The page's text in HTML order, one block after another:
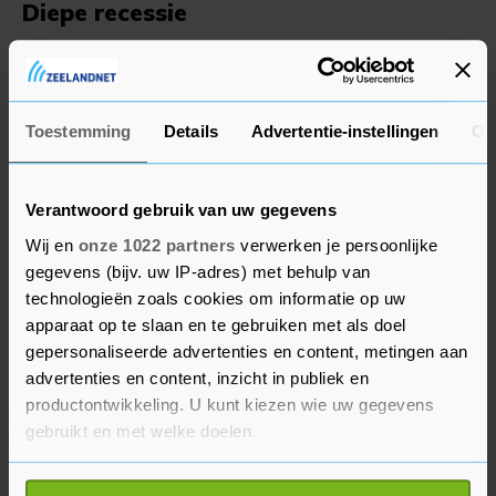
Toestemming Details Advertentie-instellingen
Verantwoord gebruik van uw gegevens
Wij en onze 1022 partners verwerken je persoonlijke
gegevens (bijv. uw IP-adres) met behulp van
technologieën zoals cookies om informatie op uw
apparaat op te slaan en te gebruiken met als doel
gepersonaliseerde advertenties en content, metingen aan
advertenties en content, inzicht in publiek en
productontwikkeling. U kunt kiezen wie uw gegevens
gebruikt en met welke doelen.
Als u het toestaat, willen we ook graag:
Diepe recessie
De centrale bank waarschuwde dat de economie
mogelijk twee opeenvolgende jaren van krimp
tegemoet gaat. "Bedrijven ondervinden
aanzienlijke problemen in productie en logistiek
doordat de toegang tot belangrijke
geïmporteerde goederen is afgesloten", aldus de
centrale bank. De verschuiving naar nieuwe
markten voor export en import zal daarbij
"geleidelijk" verlopen.
Rusland zet zich vanwege de westerse sancties
schrap voor een diepe recessie en de centrale
bank grijpt de stabilisatie van de inflatie en de
roebel op dit moment aan om de economie te
steunen en de inflatie niet tegen elke prijs te